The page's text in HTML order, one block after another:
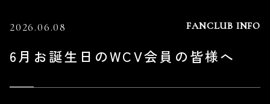
2026.06.08 FANCLUB INFO
6月お誕生日のWCV会員の皆様へ